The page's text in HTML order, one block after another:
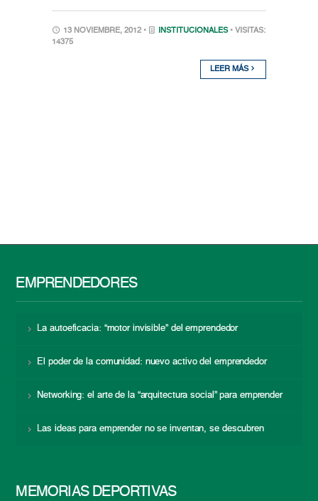
13 NOVIEMBRE, 2012 • INSTITUCIONALES • VISITAS:
14375
LEER MÁS
EMPRENDEDORES
La autoeficacia: “motor invisible” del emprendedor
El poder de la comunidad: nuevo activo del emprendedor
Networking: el arte de la “arquitectura social” para emprender
Las ideas para emprender no se inventan, se descubren
MEMORIAS DEPORTIVAS